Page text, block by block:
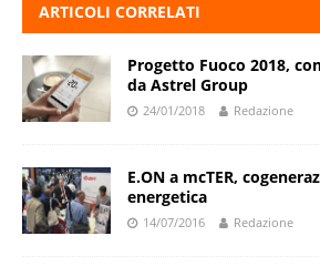
ARTICOLI CORRELATI
Progetto Fuoco 2018,
da Astrel Group
24/01/2018 Redazione
E.ON a mcTER,
energetica
14/07/2016 Redazione